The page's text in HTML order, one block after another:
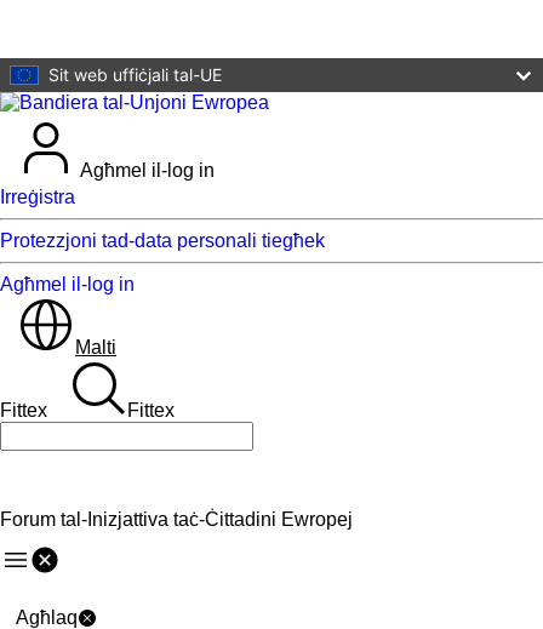
Sit web uffiċjali tal-UE
Agħmel il-log in
Irreġistra
Protezzjoni tad-data personali tiegħek
Agħmel il-log in
Malti
Fittex Fittex
Forum tal-Inizjattiva taċ-Ċittadini Ewropej
Menu
Agħlaq